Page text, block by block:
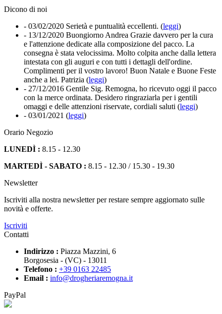
Dicono di noi
- 03/02/2020 Serietà e puntualità eccellenti. (leggi)
- 13/12/2020 Buongiorno Andrea Grazie davvero per la cura
e l'attenzione dedicate alla composizione del pacco. La
consegna è stata velocissima. Molto colpita anche dalla lettera
intestata con gli auguri e con tutti i dettagli dell'ordine.
Complimenti per il vostro lavoro! Buon Natale e Buone Feste
anche a lei. Patrizia (leggi)
- 27/12/2016 Gentile Sig. Remogna, ho ricevuto oggi il pacco
con la merce ordinata. Desidero ringraziarla per i gentili
omaggi e delle attenzioni riservate, cordiali saluti (leggi)
- 03/01/2021 (leggi)
Orario Negozio
LUNEDÌ : 8.15 - 12.30
MARTEDÌ - SABATO : 8.15 - 12.30 / 15.30 - 19.30
Newsletter
Iscriviti alla nostra newsletter per restare sempre aggiornato sulle
novità e offerte.
Iscriviti
Contatti
Indirizzo : Piazza Mazzini, 6
Borgosesia - (VC) - 13011
Telefono : +39 0163 22485
Email : info@drogheriaremogna.it
PayPal